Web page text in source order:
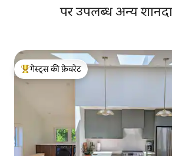
पर उपलब्ध अन्य
गेस्ट्स का टॉप फ़ेवरेट
गेस्ट्स की फ़ेवरेट